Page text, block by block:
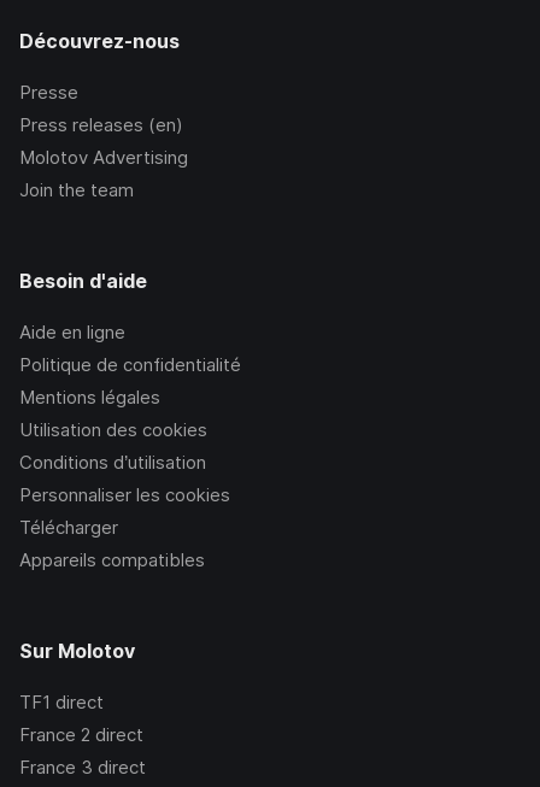
Découvrez-nous
Presse
Press releases (en)
Molotov Advertising
Join the team
Besoin d'aide
Aide en ligne
Politique de confidentialité
Mentions légales
Utilisation des cookies
Conditions d’utilisation
Personnaliser les cookies
Télécharger
Appareils compatibles
Sur Molotov
TF1 direct
France 2 direct
France 3 direct